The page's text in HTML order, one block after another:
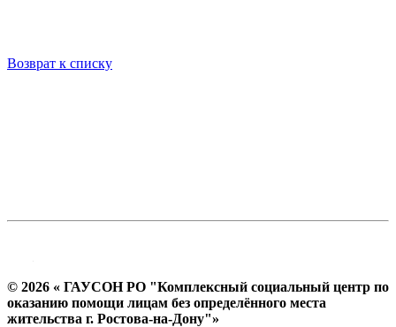
Возврат к списку
© 2026 « ГАУСОН РО "Комплексный социальный центр по
оказанию помощи лицам без определённого места
жительства г. Ростова-на-Дону"»